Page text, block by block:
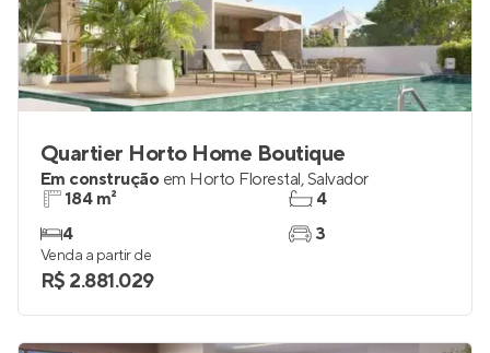
Quartier Horto Home Boutique
Em construção em Horto Florestal,Salvador
184 m²
4
4
3
Venda a partir de
R$ 2.881.029